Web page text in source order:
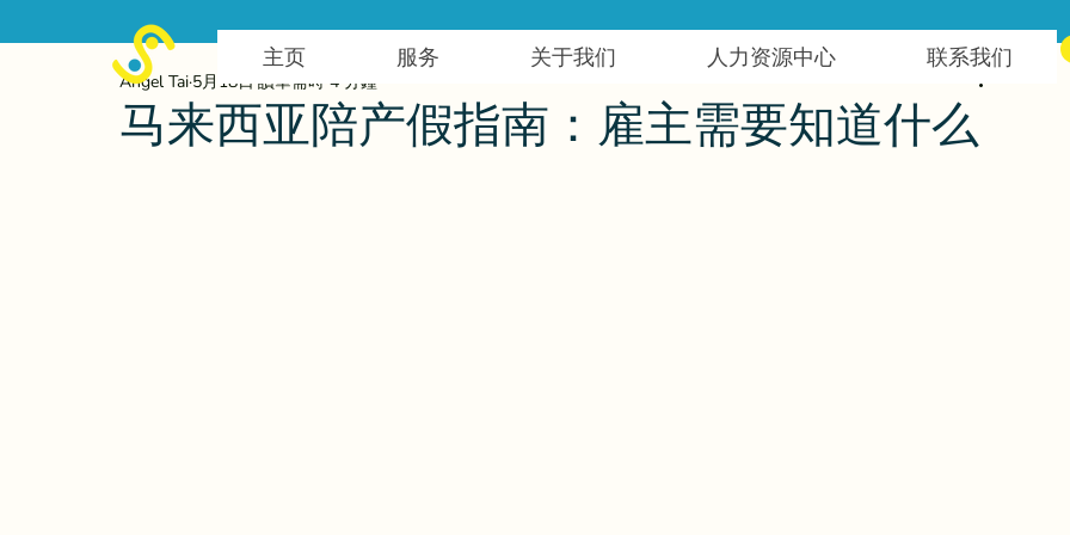
主页 服务 关于我们 人力资源中心 联系我们
马来西亚陪产假指南：雇主需要知道什么
Angel Tai 5月18日 讀畢需時 4 分鐘